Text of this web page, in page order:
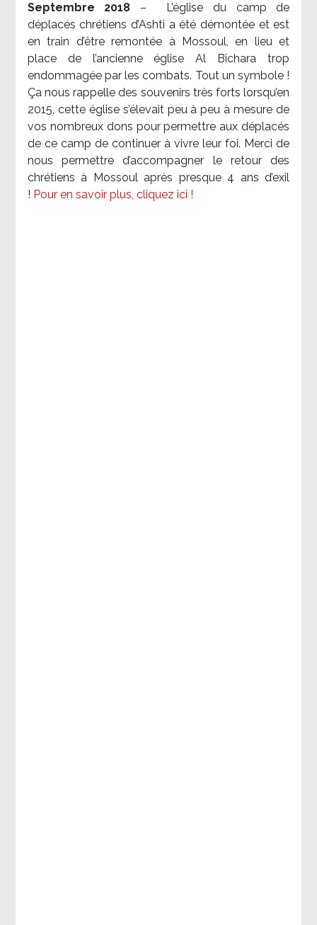
Septembre 2018 –
L’église du camp de
déplacés chrétiens d’Ashti a été démontée et est
en train d’être remontée à Mossoul, en lieu et
place de l’ancienne église Al Bichara trop
endommagée par les combats. Tout un symbole !
Ça nous rappelle des souvenirs très forts lorsqu’en
2015, cette église s’élevait peu à peu à mesure de
vos nombreux dons pour permettre aux déplacés
de ce camp de continuer à vivre leur foi. Merci de
nous permettre d’accompagner le retour des
chrétiens à Mossoul après presque 4 ans d’exil
! Pour en savoir plus, cliquez ici !